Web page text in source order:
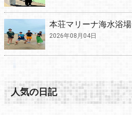
本荘マリーナ海水浴場
2026年08月04日
人気の日記